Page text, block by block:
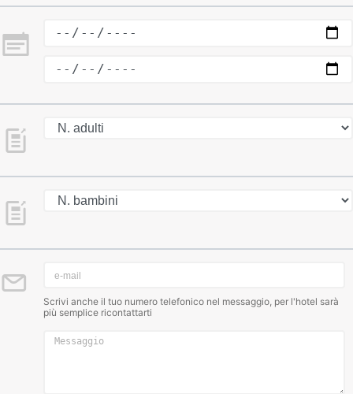
Scrivi anche il tuo numero telefonico nel messaggio, per l'hotel sarà
più semplice ricontattarti